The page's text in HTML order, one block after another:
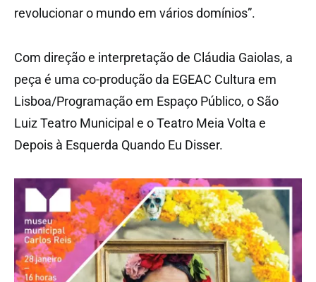
revolucionar o mundo em vários domínios”.
Com direção e interpretação de Cláudia Gaiolas, a
peça é uma co-produção da EGEAC Cultura em
Lisboa/Programação em Espaço Público, o São
Luiz Teatro Municipal e o Teatro Meia Volta e
Depois à Esquerda Quando Eu Disser.